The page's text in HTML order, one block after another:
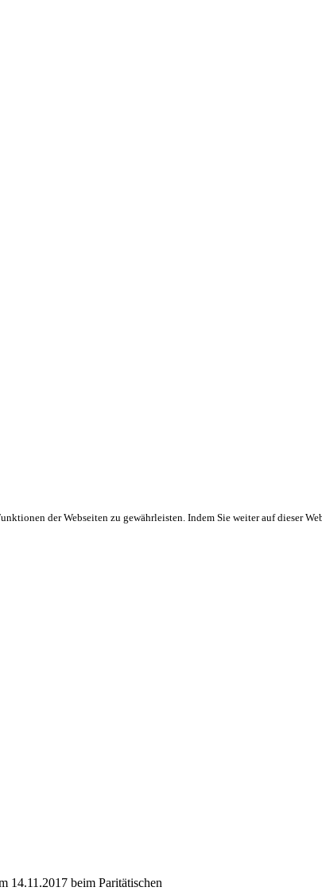
der Webseiten zu gewährleisten. Indem Sie weiter auf dieser
14.11.2017 beim Paritätischen